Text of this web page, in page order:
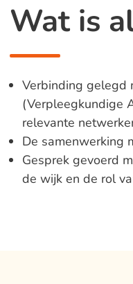
Wat is
Verbinding gelegd
(Verpleegkundige
relevante
De samenwerking
Gesprek gevoerd
de wijk en de rol